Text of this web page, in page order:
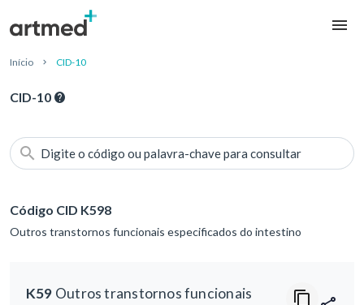
Início CID-10
CID-10
Digite o código ou palavra-chave para consultar
Código CID K598
Outros transtornos funcionais especificados do intestino
K59 Outros transtornos funcionais